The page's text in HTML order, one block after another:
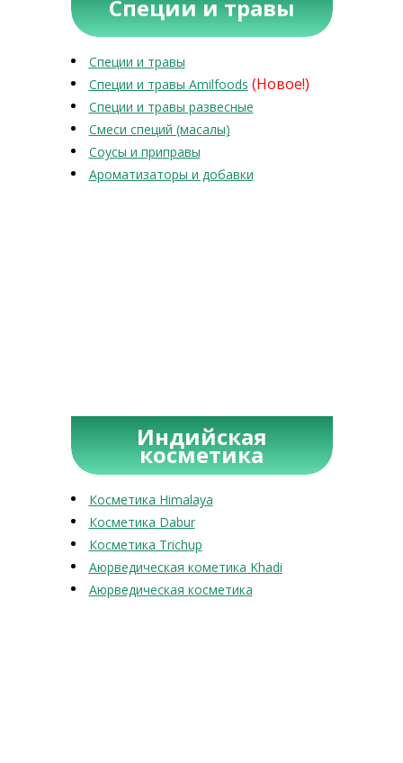
Специи и травы
Специи и травы
Специи и травы Amilfoods (Новое!)
Специи и травы развесные
Смеси специй (масалы)
Соусы и приправы
Ароматизаторы и добавки
Индийская
косметика
Косметика Himalaya
Косметика Dabur
Косметика Trichup
Аюрведическая кометика Khadi
Аюрведическая косметика